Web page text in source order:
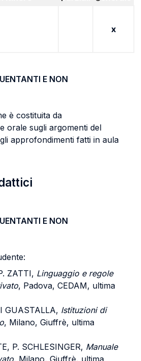
x
E NON
è costituita da
orale sugli argomenti del
approfondimenti fatti in aula
E NON
ZATTI, Linguaggio e regole
, Padova, CEDAM, ultima
GUASTALLA, Istituzioni di
, Milano, Giuffrè, ultima
P. SCHLESINGER, Manuale
Milano, Giuffrè, ultima